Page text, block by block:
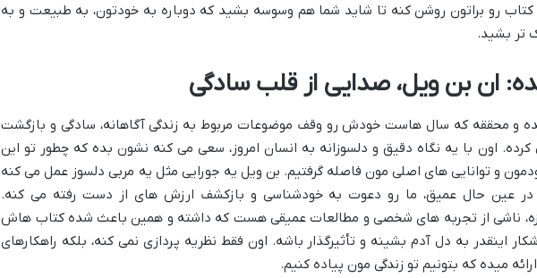
کتاب رو براتون روشن کنه تا شاید شما هم وسوسه بشید که دوباره به خودتون، به طبیعت و به
تر بشید.
ان بن ویل، صدایی از قلب سادگی
و محققه که سال هاست خودش رو وقف موضوعات مربوط به زندگی آگاهانه، سادگی و بازگشت
اون با یه نگاه دقیق و دلسوزانه به انسان امروز، سعی می کنه نشون بده که چطور تو این
و توانایی های اصلی مون فاصله گرفتیم. بن ویل یه جورایی مثل یه مربی دلسوز عمل می کنه
در عین حال عمیق، ما رو دعوت به خودشناسی و بازکشف ارزش های از دست رفته می کنه.
ناشی از تجربه های شخصی و مطالعات عمیقی هست که داشته و همین باعث شده کتاب هاش
اینقدر به دل آدم بشینه و تأثیرگذار باشه. اون فقط نظریه پردازی نمی کنه، بلکه راهکارهای
میده که بتونیم تو زندگی مون پیاده کنیم.